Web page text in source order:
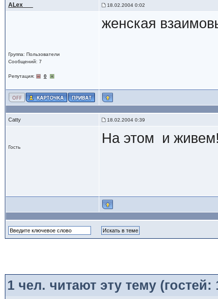
ALex___ 18.02.2004 0:02
Группа: Пользователи
Сообщений: 7
Репутация: 0
женская
Catty 18.02.2004 0:39
Гость
На этом и
1чел. читают эту тему